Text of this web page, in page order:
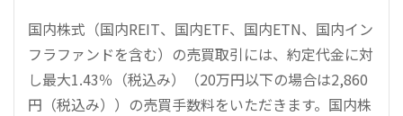
国内株式（国内REIT、国内ETF、国内ETN、国内イン
フラファンドを含む）の売買取引には、約定代金に対
し最大1.43％（税込み）（20万円以下の場合は2,860
円（税込み））の売買手数料をいただきます。国内株